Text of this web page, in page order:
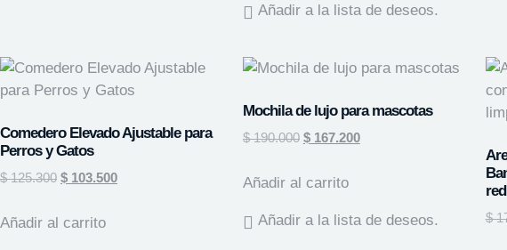
Añadir a la lista de deseos.
Comedero Elevado Ajustable para
Perros y Gatos
$125.300 $ 103.500
Añadir al carrito
Mochila de lujo para mascotas
$190.000 $167.200
Añadir al carrito
Añadir a la lista de deseos. $